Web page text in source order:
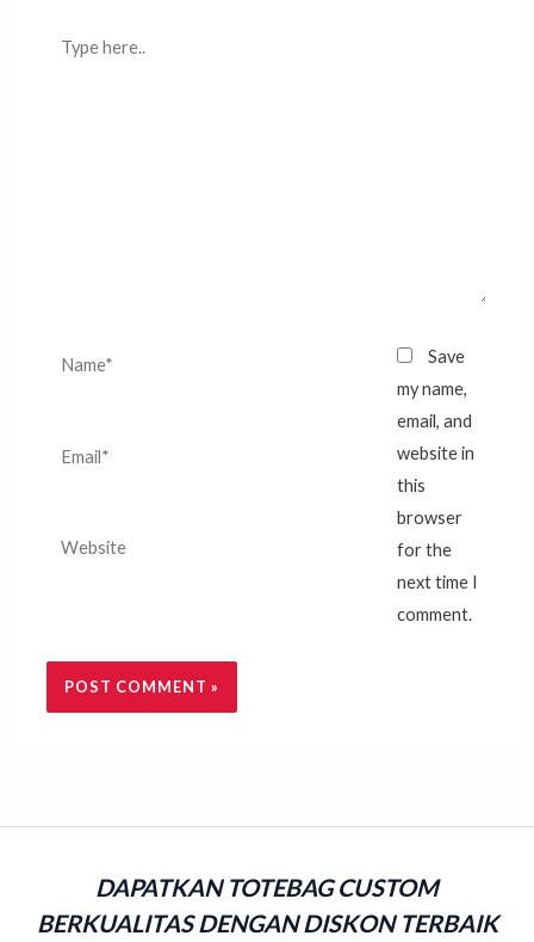
here..
Name*
Email*
Website
Save
my name,
email, and
website in
this
browser
for the
next time I
comment.
DAPATKAN TOTEBAG CUSTOM
BERKUALITAS DENGAN DISKON TERBAIK